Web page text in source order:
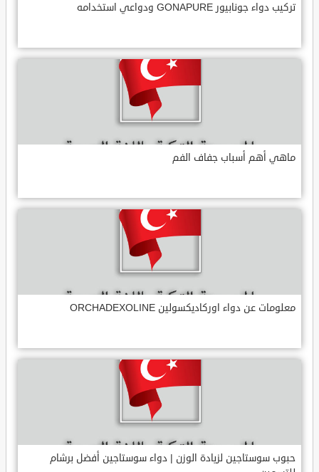
تركيب دواء جونابيور GONAPURE ودواعي استخدامه
ماهي أهم أسباب جفاف الفم
معلومات عن دواء اوركاديكسولين ORCHADEXOLINE
حبوب سوستاجين لزيادة الوزن | دواء سوستاجين أفضل برشام